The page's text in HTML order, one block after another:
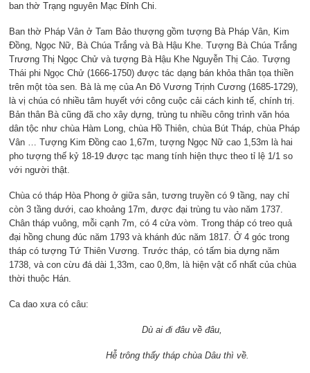
ban thờ Trạng nguyên Mạc Đỉnh Chi.
Ban thờ Pháp Vân ở Tam Bảo thượng gồm tượng Bà Pháp Vân, Kim
Đồng, Ngọc Nữ, Bà Chúa Trắng và Bà Hậu Khe. Tượng Bà Chúa Trắng
Trương Thị Ngọc Chử và tượng Bà Hậu Khe Nguyễn Thị Cảo. Tượng
Thái phi Ngọc Chử (1666-1750) được tác dạng bán khỏa thân tọa thiền
trên một tòa sen. Bà là mẹ của An Đô Vương Trịnh Cương (1685-1729),
là vị chúa có nhiều tâm huyết với công cuộc cải cách kinh tế, chính trị.
Bản thân Bà cũng đã cho xây dựng, trùng tu nhiều công trình văn hóa
dân tộc như chùa Hàm Long, chùa Hồ Thiên, chùa Bút Tháp, chùa Pháp
Vân … Tượng Kim Đồng cao 1,67m, tượng Ngọc Nữ cao 1,53m là hai
pho tượng thế kỷ 18-19 được tạc mang tính hiện thực theo tỉ lệ 1/1 so
với người thật.
Chùa có tháp Hòa Phong ở giữa sân, tương truyền có 9 tầng, nay chỉ
còn 3 tầng dưới, cao khoảng 17m, được đại trùng tu vào năm 1737.
Chân tháp vuông, mỗi cạnh 7m, có 4 cửa vòm. Trong tháp có treo quả
đại hồng chung đúc năm 1793 và khánh đúc năm 1817. Ở 4 góc trong
tháp có tượng Tứ Thiên Vương. Trước tháp, có tấm bia dựng năm
1738, và con cừu đá dài 1,33m, cao 0,8m, là hiện vật cổ nhất của chùa
thời thuộc Hán.
Ca dao xưa có câu:
Dù ai đi đâu về đâu,
Hễ trông thấy tháp chùa Dâu thì về.